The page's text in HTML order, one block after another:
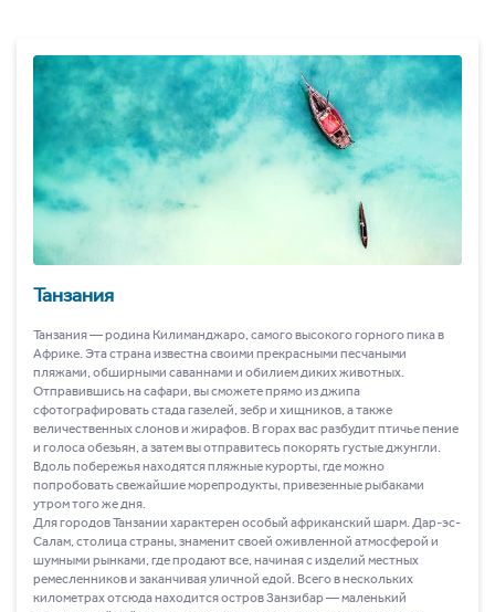
Танзания
Танзания ― родина Килиманджаро, самого высокого горного пика в
Африке. Эта страна известна своими прекрасными песчаными
пляжами, обширными саваннами и обилием диких животных.
Отправившись на сафари, вы сможете прямо из джипа
сфотографировать стада газелей, зебр и хищников, а также
величественных слонов и жирафов. В горах вас разбудит птичье пение
и голоса обезьян, а затем вы отправитесь покорять густые джунгли.
Вдоль побережья находятся пляжные курорты, где можно
попробовать свежайшие морепродукты, привезенные рыбаками
утром того же дня.
Для городов Танзании характерен особый африканский шарм. Дар-эс-
Салам, столица страны, знаменит своей оживленной атмосферой и
шумными рынками, где продают все, начиная с изделий местных
ремесленников и заканчивая уличной едой. Всего в нескольких
километрах отсюда находится остров Занзибар ― маленький